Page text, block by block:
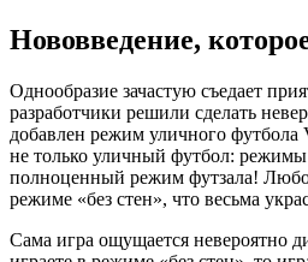
Нововведение,
Однообразие зачастую съедает
разработчики решили сделать
добавлен режим уличного футбола
не только уличный футбол:
полноценный режим футзала!
режиме «без стен», что весьма
Сама игра ощущается невероятно